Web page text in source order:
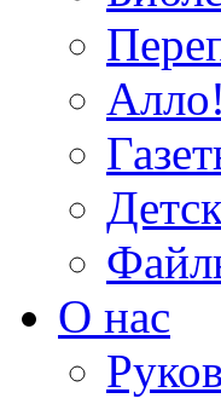
О нас